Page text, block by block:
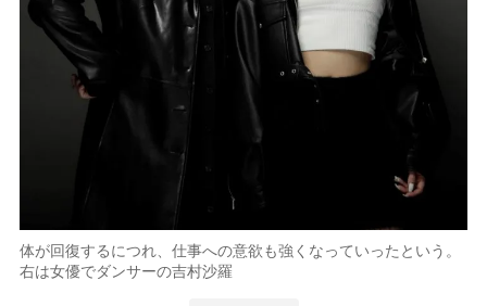
体が回復するにつれ、仕事への意欲も強くなっていったという。
右は女優でダンサーの吉村沙羅